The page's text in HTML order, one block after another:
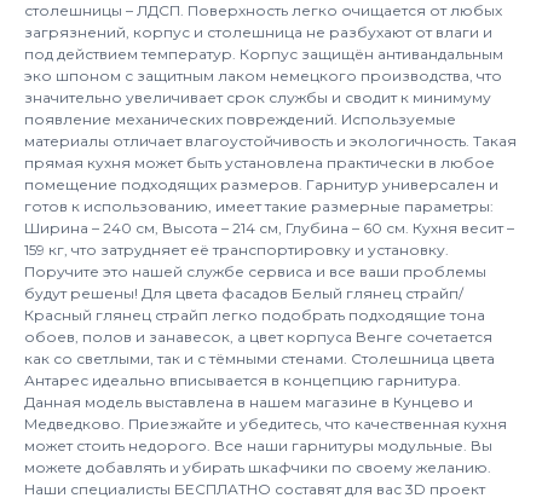
столешницы – ЛДСП. Поверхность легко очищается от любых
загрязнений, корпус и столешница не разбухают от влаги и
под действием температур. Корпус защищён антивандальным
эко шпоном с защитным лаком немецкого производства, что
значительно увеличивает срок службы и сводит к минимуму
появление механических повреждений. Используемые
материалы отличает влагоустойчивость и экологичность. Такая
прямая кухня может быть установлена практически в любое
помещение подходящих размеров. Гарнитур универсален и
готов к использованию, имеет такие размерные параметры:
Ширина – 240 см, Высота – 214 см, Глубина – 60 см. Кухня весит –
159 кг, что затрудняет её транспортировку и установку.
Поручите это нашей службе сервиса и все ваши проблемы
будут решены! Для цвета фасадов Белый глянец страйп/
Красный глянец страйп легко подобрать подходящие тона
обоев, полов и занавесок, а цвет корпуса Венге сочетается
как со светлыми, так и с тёмными стенами. Столешница цвета
Антарес идеально вписывается в концепцию гарнитура.
Данная модель выставлена в нашем магазине в Кунцево и
Медведково. Приезжайте и убедитесь, что качественная кухня
может стоить недорого. Все наши гарнитуры модульные. Вы
можете добавлять и убирать шкафчики по своему желанию.
Наши специалисты БЕСПЛАТНО составят для вас 3D проект